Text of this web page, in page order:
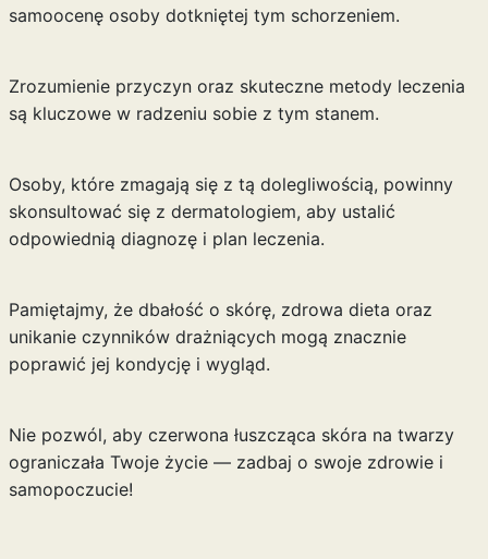
samoocenę osoby dotkniętej tym schorzeniem.
Zrozumienie przyczyn oraz skuteczne metody leczenia
są kluczowe w radzeniu sobie z tym stanem.
Osoby, które zmagają się z tą dolegliwością, powinny
skonsultować się z dermatologiem, aby ustalić
odpowiednią diagnozę i plan leczenia.
Pamiętajmy, że dbałość o skórę, zdrowa dieta oraz
unikanie czynników drażniących mogą znacznie
poprawić jej kondycję i wygląd.
Nie pozwól, aby czerwona łuszcząca skóra na twarzy
ograniczała Twoje życie — zadbaj o swoje zdrowie i
samopoczucie!